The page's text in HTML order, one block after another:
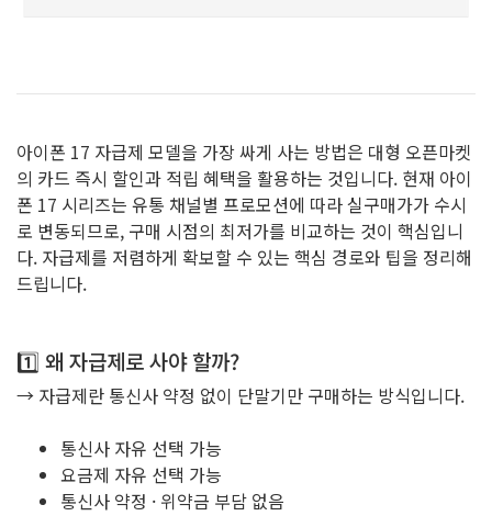
아이폰 17 자급제 모델을 가장 싸게 사는 방법은 대형 오픈마켓
의 카드 즉시 할인과 적립 혜택을 활용하는 것입니다. 현재 아이
폰 17 시리즈는 유통 채널별 프로모션에 따라 실구매가가 수시
로 변동되므로, 구매 시점의 최저가를 비교하는 것이 핵심입니
다. 자급제를 저렴하게 확보할 수 있는 핵심 경로와 팁을 정리해
드립니다.
1️⃣ 왜 자급제로 사야 할까?
→ 자급제란 통신사 약정 없이 단말기만 구매하는 방식입니다.
통신사 자유 선택 가능
요금제 자유 선택 가능
통신사 약정 · 위약금 부담 없음